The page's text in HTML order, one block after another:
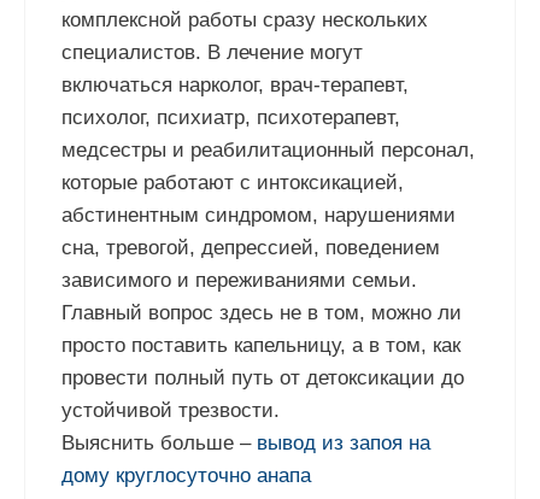
комплексной работы сразу нескольких
специалистов. В лечение могут
включаться нарколог, врач-терапевт,
психолог, психиатр, психотерапевт,
медсестры и реабилитационный персонал,
которые работают с интоксикацией,
абстинентным синдромом, нарушениями
сна, тревогой, депрессией, поведением
зависимого и переживаниями семьи.
Главный вопрос здесь не в том, можно ли
просто поставить капельницу, а в том, как
провести полный путь от детоксикации до
устойчивой трезвости.
Выяснить больше – вывод из запоя на
дому круглосуточно анапа